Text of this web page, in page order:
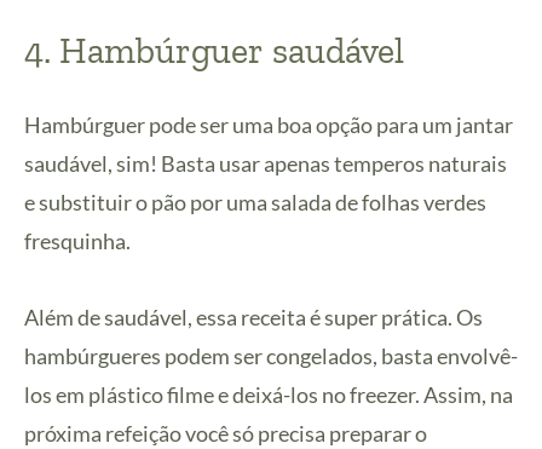
4. Hambúrguer saudável
Hambúrguer pode ser uma boa opção para um jantar
saudável, sim! Basta usar apenas temperos naturais
e substituir o pão por uma salada de folhas verdes
fresquinha.
Além de saudável, essa receita é super prática. Os
hambúrgueres podem ser congelados, basta envolvê-
los em plástico filme e deixá-los no freezer. Assim, na
próxima refeição você só precisa preparar o